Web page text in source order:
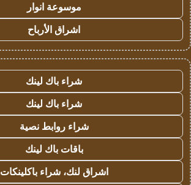
موسوعة انوار
اشراق الأرباح
شراء باك لينك
شراء باك لينك
شراء روابط نصية
باقات باك لينك
اشراق لنك، شراء باكلينكات